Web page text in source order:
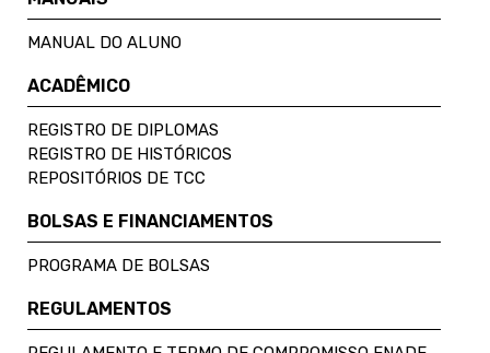
MANUAL DO ALUNO
ACADÊMICO
REGISTRO DE DIPLOMAS
REGISTRO DE HISTÓRICOS
REPOSITÓRIOS DE TCC
BOLSAS E FINANCIAMENTOS
PROGRAMA DE BOLSAS
REGULAMENTOS